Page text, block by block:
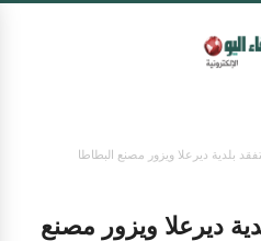
بلدية ديرعلا ويزور مصنع البطاطا
ديرعلا ويزور مصنع